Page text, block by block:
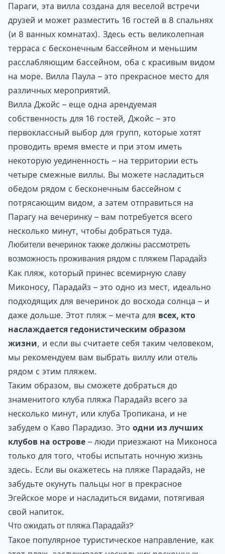
Параги, эта вилла создана для веселой встречи
друзей и может разместить 16 гостей в 8 спальнях
(и 8 ванных комнатах). Здесь есть великолепная
терраса с бесконечным бассейном и меньшим
расслабляющим бассейном, оба с красивым видом
на море. Вилла Паула – это прекрасное место для
различных мероприятий.
Вилла Джойс – еще одна арендуемая
собственность для 16 гостей, Джойс – это
первоклассный выбор для групп, которые хотят
проводить время вместе и при этом иметь
некоторую уединенность – на территории есть
четыре смежные виллы. Вы можете насладиться
обедом рядом с бесконечным бассейном с
потрясающим видом, а затем отправиться на
Парагу на вечеринку – вам потребуется всего
несколько минут, чтобы добраться туда.
Любители вечеринок также должны рассмотреть
возможность проживания рядом с пляжем Парадайз
Как пляж, который принес всемирную славу
Миконосу, Парадайз – это одно из мест, идеально
подходящих для вечеринок до восхода солнца – и
даже дольше. Этот пляж – мечта для всех, кто
наслаждается гедонистическим образом
жизни, и если вы считаете себя таким человеком,
мы рекомендуем вам выбрать виллу или отель
рядом с этим пляжем.
Таким образом, вы сможете добраться до
знаменитого клуба пляжа Парадайз всего за
несколько минут, или клуба Тропикана, и не
забудем о Каво Парадизо. Это одни из лучших
клубов на острове – люди приезжают на Миконоса
только для того, чтобы испытать ночную жизнь
здесь. Если вы окажетесь на пляже Парадайз, не
забудьте окунуть пальцы ног в прекрасное
Эгейское море и насладиться видами, потягивая
свой напиток.
Что ожидать от пляжа Парадайз?
Такое популярное туристическое направление, как